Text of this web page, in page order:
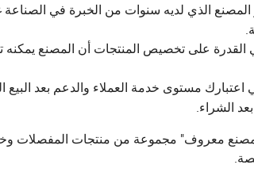
الذي لديه سنوات من الخبرة في الصناعة
القدرة على تخصيص المنتجات أن المصنع يمكنه
مستوى خدمة العملاء والدعم بعد
الشراء.
معروف" مجموعة من منتجات المفصلات